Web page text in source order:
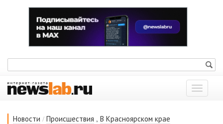
Показать
меню
Новости / Происшествия , В Красноярском крае